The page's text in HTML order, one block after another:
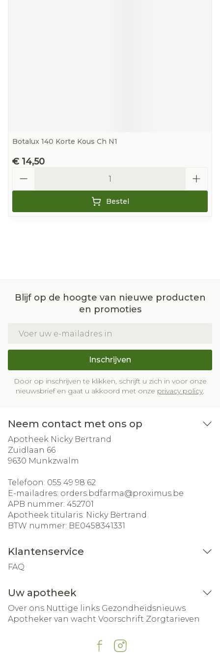
Botalux 140 Korte Kous Ch N1
€ 14,50
Bestel
Blijf op de hoogte van nieuwe producten
en promoties
Inschrijven
Door op inschrijven te klikken, schrijft u zich in voor onze
nieuwsbrief en gaat u akkoord met onze privacy policy.
Neem contact met ons op
Apotheek Nicky Bertrand
Zuidlaan 66
9630 Munkzwalm
Telefoon: 055 49 98 62
E-mailadres: orders.bdfarma@proximus.be
APB nummer: 452701
Apotheek titularis: Nicky Bertrand
BTW nummer: BE0458341331
Klantenservice
FAQ
Uw apotheek
Over ons Nuttige links Gezondheidsnieuws
Apotheker van wacht Voorschrift Zorgtarieven